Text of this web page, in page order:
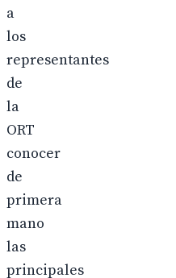
a
los
representantes
de
la
ORT
conocer
de
primera
mano
las
principales